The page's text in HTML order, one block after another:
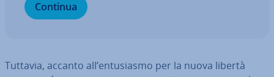
Continua
Tuttavia, accanto all’en­tu­sia­smo per la nuova libertà